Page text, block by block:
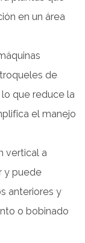
en un área
de
que reduce la
el manejo
vertical a
y puede
anteriores y
o bobinado